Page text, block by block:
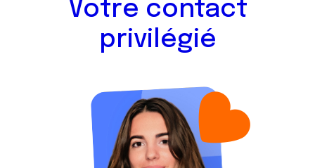
Votre contact
privilégié